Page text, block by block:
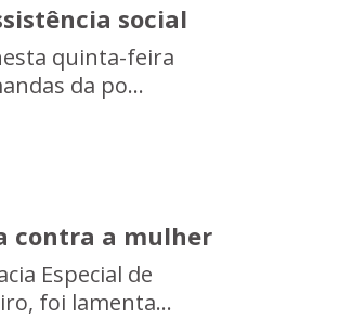
social
quinta-feira
da po...
contra a mulher
Especial de
foi lamenta...